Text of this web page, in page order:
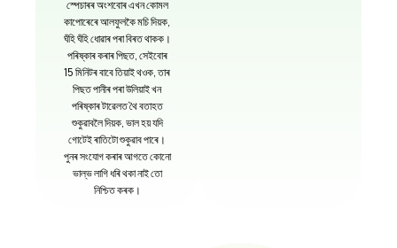
স্পেচাৰৰ অংশবোৰ এখন কোমল
কাপোৰেৰে আলফুলকৈ মচি দিয়ক,
ঘঁহি ঘঁহি ধোৱাৰ পৰা বিৰত থাকক।
পৰিষ্কাৰ কৰাৰ পিছত, সেইবোৰ
15 মিনিটৰ বাবে তিয়াই থওক, তাৰ
পিছত পানীৰ পৰা উলিয়াই খন
পৰিষ্কাৰ টাৱেলত থৈ বতাহত
শুকুৱাবলৈ দিয়ক, ভাল হয় যদি
গোটেই ৰাতিটো শুকুৱাব পাৰে।
পুনৰ সংযোগ কৰাৰ আগতে কোনো
ভাল্ভ লাগি ধৰি থকা নাই তো
নিশ্চিত কৰক।